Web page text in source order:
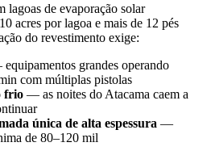
lagoas de evaporação solar
acres por lagoa e mais de 12 pés
do revestimento exige:
grandes operando
com múltiplas pistolas
frio — as noites do Atacama caem a
única de alta espessura —
de 80–120 mil